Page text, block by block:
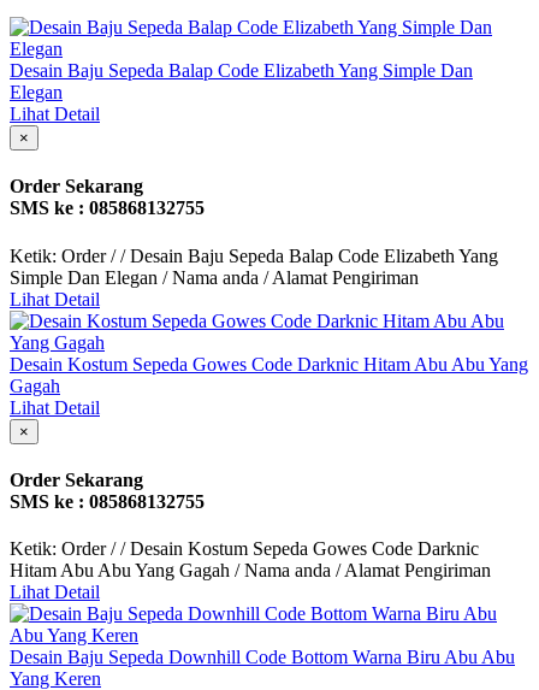
Desain Baju Sepeda Balap Code Elizabeth Yang Simple Dan
Elegan
Lihat Detail
×
Order Sekarang
SMS ke : 085868132755
Ketik: Order / / Desain Baju Sepeda Balap Code Elizabeth Yang
Simple Dan Elegan / Nama anda / Alamat Pengiriman
Lihat Detail
Desain Kostum Sepeda Gowes Code Darknic Hitam Abu Abu Yang
Gagah
Lihat Detail
×
Order Sekarang
SMS ke : 085868132755
Ketik: Order / / Desain Kostum Sepeda Gowes Code Darknic
Hitam Abu Abu Yang Gagah / Nama anda / Alamat Pengiriman
Lihat Detail
Desain Baju Sepeda Downhill Code Bottom Warna Biru Abu Abu
Yang Keren